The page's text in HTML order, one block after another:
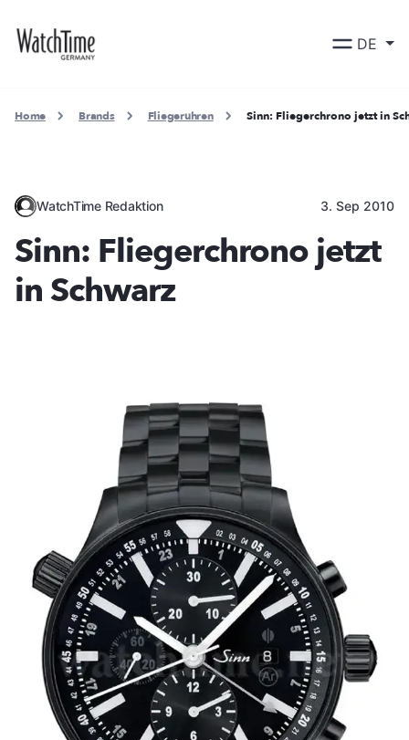
DE
Home Brands Fliegeruhren Sinn: Fliegerchrono jetzt in
WatchTime Redaktion 3. Sep 2010
Sinn: Fliegerchrono jetzt
in Schwarz